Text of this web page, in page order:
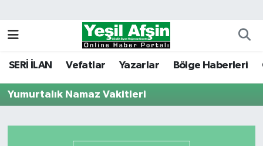
SERİ İLAN Vefatlar Yazarlar Bölge Haberleri
Yumurtalık Namaz Vakitleri
Kahramanmaraş Nöbetçi Eczaneler
Kahramanmaraş Namaz Vakitleri